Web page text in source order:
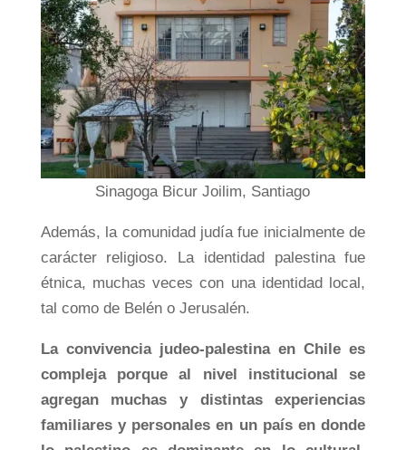
Sinagoga Bicur Joilim, Santiago
Además, la comunidad judía fue inicialmente de
carácter religioso. La identidad palestina fue
étnica, muchas veces con una identidad local,
tal como de Belén o Jerusalén.
La convivencia judeo-palestina en Chile es
compleja porque al nivel institucional se
agregan muchas y distintas experiencias
familiares y personales en un país en donde